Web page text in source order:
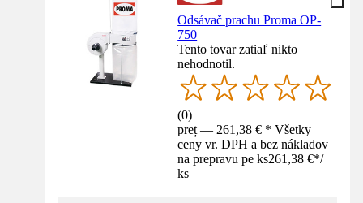
Odsávač prachu Proma OP-
750
Tento tovar zatiaľ nikto
nehodnotil.
(0)
preț — 261,38 € * Všetky
ceny vr. DPH a bez nákladov
na prepravu pe ks261,38 €*/
ks